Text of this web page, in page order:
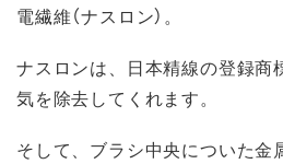
電繊維（ナスロン）。
ナスロンは、日本精線の登録商
気を除去してくれます。
そして、ブラシ中央についた金